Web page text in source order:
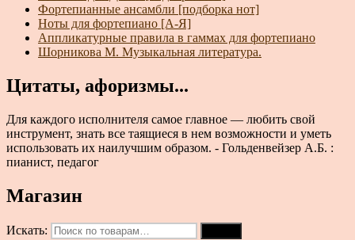
Фортепианные ансамбли [подборка нот]
Ноты для фортепиано [А-Я]
Аппликатурные правила в гаммах для фортепиано
Шорникова М. Музыкальная литература.
Цитаты, афоризмы...
Для каждого исполнителя самое главное — любить свой
инструмент, знать все таящиеся в нем возможности и уметь
использовать их наилучшим образом. - Гольденвейзер А.Б. :
пианист, педагог
Магазин
Искать: